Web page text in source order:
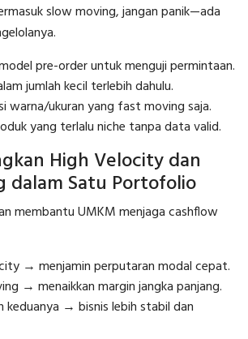
slow moving, jangan panik—ada
pre-order untuk menguji permintaan.
jumlah kecil terlebih dahulu.
warna/ukuran yang fast moving saja.
yang terlalu niche tanpa data valid.
High Velocity dan
dalam Satu Portofolio
membantu UMKM menjaga cashflow
→ menjamin perputaran modal cepat.
→ menaikkan margin jangka panjang.
keduanya → bisnis lebih stabil dan